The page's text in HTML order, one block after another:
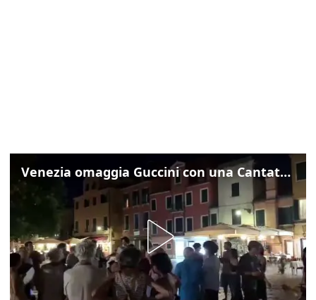
Venezia omaggia Guccini con una Cantata Anarchica in campo Santa Margherita